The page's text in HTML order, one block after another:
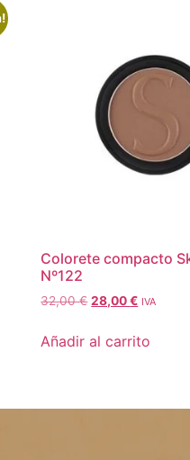
Colorete compacto
Nº122
32,00€ 28,00€ IVA
Añadir al carrito